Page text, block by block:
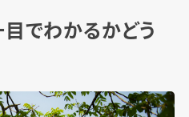
目でわかるかどう